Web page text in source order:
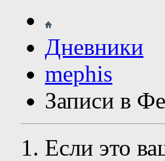
Дневники
mephis
Записи в
Если это